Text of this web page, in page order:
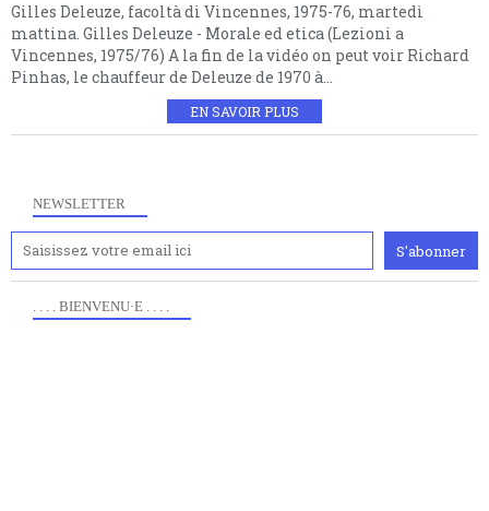
Gilles Deleuze, facoltà di Vincennes, 1975-76, martedì
mattina. Gilles Deleuze - Morale ed etica (Lezioni a
Vincennes, 1975/76) A la fin de la vidéo on peut voir Richard
Pinhas, le chauffeur de Deleuze de 1970 à...
EN SAVOIR PLUS
NEWSLETTER
. . . . BIENVENU·E . . . .